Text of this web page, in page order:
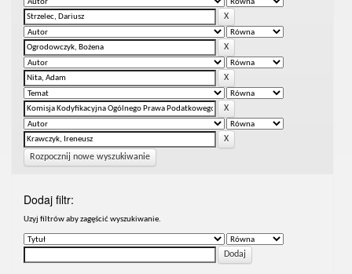
Rozpocznij nowe wyszukiwanie
Dodaj filtr:
Uzyj filtrów aby zagęścić wyszukiwanie.